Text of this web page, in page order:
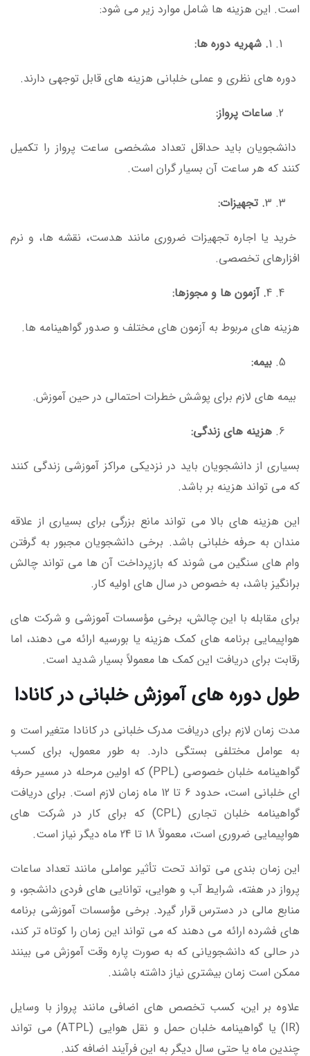
است. این هزینه ها شامل موارد زیر می شود:
1. شهریه دوره ها:
دوره های نظری و عملی خلبانی هزینه های قابل توجهی دارند.
ساعات پرواز:
دانشجویان باید حداقل تعداد مشخصی ساعت پرواز را تکمیل
کنند که هر ساعت آن بسیار گران است.
3. تجهیزات:
خرید یا اجاره تجهیزات ضروری مانند هدست، نقشه ها، و نرم
افزارهای تخصصی.
4. آزمون ها و مجوزها:
هزینه های مربوط به آزمون های مختلف و صدور گواهینامه ها.
بیمه:
بیمه های لازم برای پوشش خطرات احتمالی در حین آموزش.
هزینه های زندگی:
بسیاری از دانشجویان باید در نزدیکی مراکز آموزشی زندگی کنند
که می تواند هزینه بر باشد.
این هزینه های بالا می تواند مانع بزرگی برای بسیاری از علاقه
مندان به حرفه خلبانی باشد. برخی دانشجویان مجبور به گرفتن
وام های سنگین می شوند که بازپرداخت آن ها می تواند چالش
برانگیز باشد، به خصوص در سال های اولیه کار.
برای مقابله با این چالش، برخی مؤسسات آموزشی و شرکت های
هواپیمایی برنامه های کمک هزینه یا بورسیه ارائه می دهند، اما
رقابت برای دریافت این کمک ها معمولاً بسیار شدید است.
طول دوره های آموزش خلبانی در کانادا
مدت زمان لازم برای دریافت مدرک خلبانی در کانادا متغیر است و
به عوامل مختلفی بستگی دارد. به طور معمول، برای کسب
گواهینامه خلبان خصوصی (PPL) که اولین مرحله در مسیر حرفه
ای خلبانی است، حدود 6 تا 12 ماه زمان لازم است. برای دریافت
گواهینامه خلبان تجاری (CPL) که برای کار در شرکت های
هواپیمایی ضروری است، معمولاً 18 تا 24 ماه دیگر نیاز است.
این زمان بندی می تواند تحت تأثیر عواملی مانند تعداد ساعات
پرواز در هفته، شرایط آب و هوایی، توانایی های فردی دانشجو، و
منابع مالی در دسترس قرار گیرد. برخی مؤسسات آموزشی برنامه
های فشرده ارائه می دهند که می تواند این زمان را کوتاه تر کند،
در حالی که دانشجویانی که به صورت پاره وقت آموزش می بینند
ممکن است زمان بیشتری نیاز داشته باشند.
علاوه بر این، کسب تخصص های اضافی مانند پرواز با وسایل
(IR) یا گواهینامه خلبان حمل و نقل هوایی (ATPL) می تواند
چندین ماه یا حتی سال دیگر به این فرآیند اضافه کند.